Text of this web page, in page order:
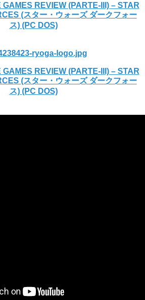
REVIEW (PARTE-III) – STAR
(スター・ウォーズ ダークフォー
ス) (PC DOS)
ryoga-logo.jpg
REVIEW (PARTE-III) – STAR
(スター・ウォーズ ダークフォー
ス) (PC DOS)